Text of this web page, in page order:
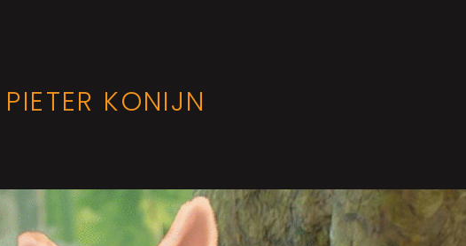
KONIJN